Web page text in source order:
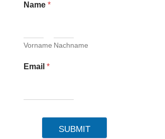
Name*
Vorname Nachname
Email*
SUBMIT